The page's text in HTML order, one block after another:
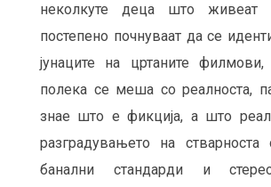
неколкуте деца што живеат
постепено почнуваат да се
јунаците на цртаните филмови,
полека се меша со реалноста,
знае што е фикција, а што
разградувањето на стварноста
банални стандарди и